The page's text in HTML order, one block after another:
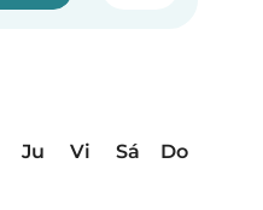
Ju Vi Sá
Do